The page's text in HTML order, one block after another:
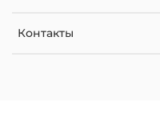
Контакты